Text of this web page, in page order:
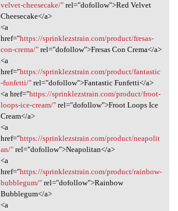
velvet-cheesecake/"rel="dofollow">Red Velvet
Cheesecake</a>
<a
href="https://sprinklezstrain.com/product/fresas-
con-crema/"rel="dofollow">Fresas Con Crema</a>
<a
href="https://sprinklezstrain.com/product/fantastic
-funfetti/"rel="dofollow">Fantastic Funfetti</a>
<a href="https://sprinklezstrain.com/product/froot-
loops-ice-cream/"rel="dofollow">Froot Loops Ice
Cream</a>
<a
href="https://sprinklezstrain.com/product/neapolit
an/"rel="dofollow">Neapolitan</a>
<a
href="https://sprinklezstrain.com/product/rainbow-
bubblegum/"rel="dofollow">Rainbow
Bubblegum</a>
<a